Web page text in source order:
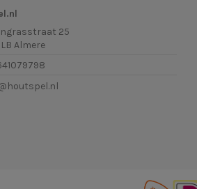
25
LB Almere